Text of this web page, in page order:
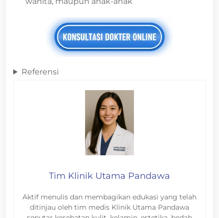
Referensi
Tim Klinik Utama Pandawa
Aktif menulis dan membagikan edukasi yang telah
ditinjau oleh tim medis Klinik Utama Pandawa